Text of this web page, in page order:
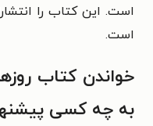
است.
خواندن کتاب
به چه کسی